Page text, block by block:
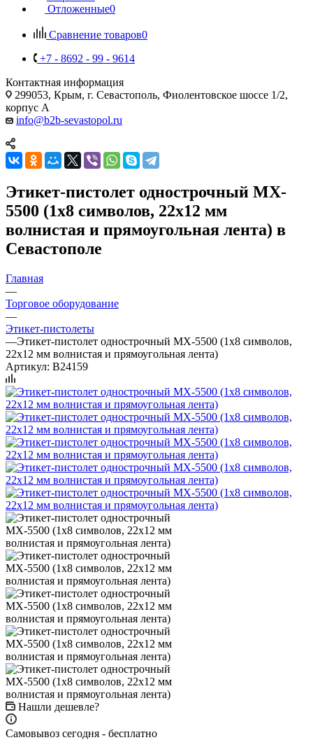
Отложенные0
Сравнение товаров0
+7 - 8692 - 99 - 9614
Контактная информация
299053, Крым, г. Севастополь, Фиолентовское шоссе 1/2,
корпус А
info@b2b-sevastopol.ru
Этикет-пистолет однострочный MX-
5500 (1х8 символов, 22х12 мм
волнистая и прямоугольная лента) в
Севастополе
Главная
—
Торговое оборудование
—
Этикет-пистолеты
—Этикет-пистолет однострочный MX-5500 (1х8 символов,
22х12 мм волнистая и прямоугольная лента)
Артикул: B24159
Нашли дешевле?
Самовывоз сегодня - бесплатно